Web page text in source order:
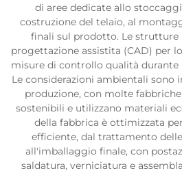
di aree dedicate allo
costruzione del telaio, al
finali sul prodotto. Le strutture
progettazione assistita (CAD) per
misure di controllo qualità
Le considerazioni ambientali sono
produzione, con molte
sostenibili e utilizzano materiali
della fabbrica è ottimizzata
efficiente, dal trattamento
all'imballaggio finale, con
saldatura, verniciatura e